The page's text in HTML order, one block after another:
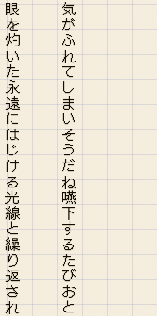
気がふれてしまいそうだね嚥下するたびおとずれる微かな痛み